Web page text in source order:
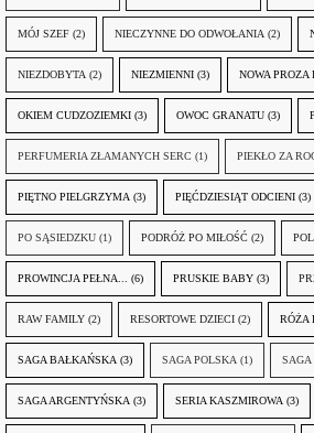
MÓJ SZEF (2) NIECZYNNE DO ODWOŁANIA (2)
NIEZDOBYTA (2) NIEZMIENNI (3) NOWA PROZA
OKIEM CUDZOZIEMKI (3) OWOC GRANATU (3)
PERFUMERIA ZŁAMANYCH SERC (1) PIEKŁO ZA
PIĘTNO PIELGRZYMA (3) PIĘĆDZIESIĄT ODCIENI (3)
PO SĄSIEDZKU (1) PODRÓŻ PO MIŁOŚĆ (2)
PROWINCJA PEŁNA... (6) PRUSKIE BABY (3)
RAW FAMILY (2) RESORTOWE DZIECI (2) RÓŻA
SAGA BAŁKAŃSKA (3) SAGA POLSKA (1) SAGA
SAGA ARGENTYŃSKA (3) SERIA KASZMIROWA (3)